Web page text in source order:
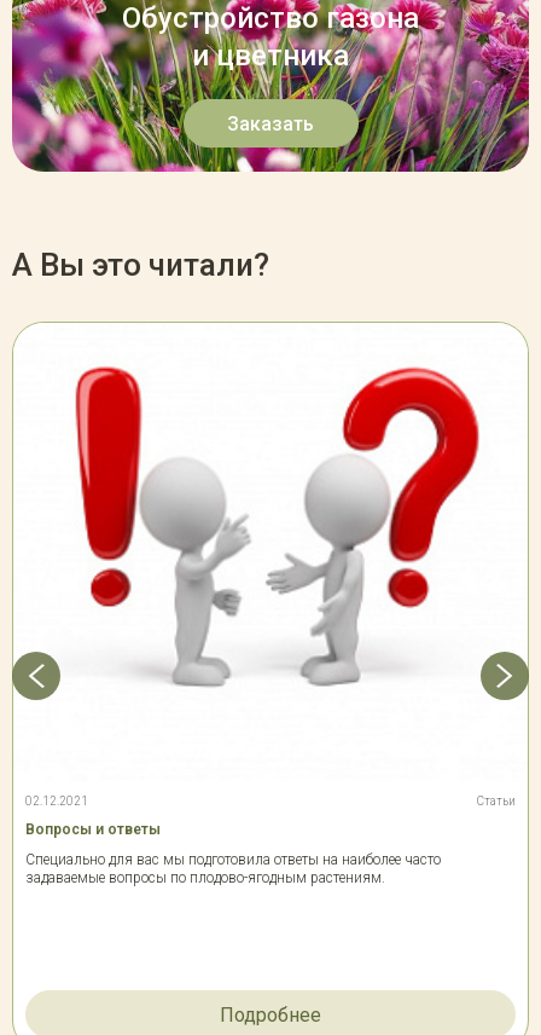
Обустройство газона
и цветника
Заказать
А Вы это читали?
02.12.2021 Статьи
Вопросы и ответы
Специально для вас мы подготовила ответы на наиболее часто
задаваемые вопросы по плодово-ягодным растениям.
Подробнее